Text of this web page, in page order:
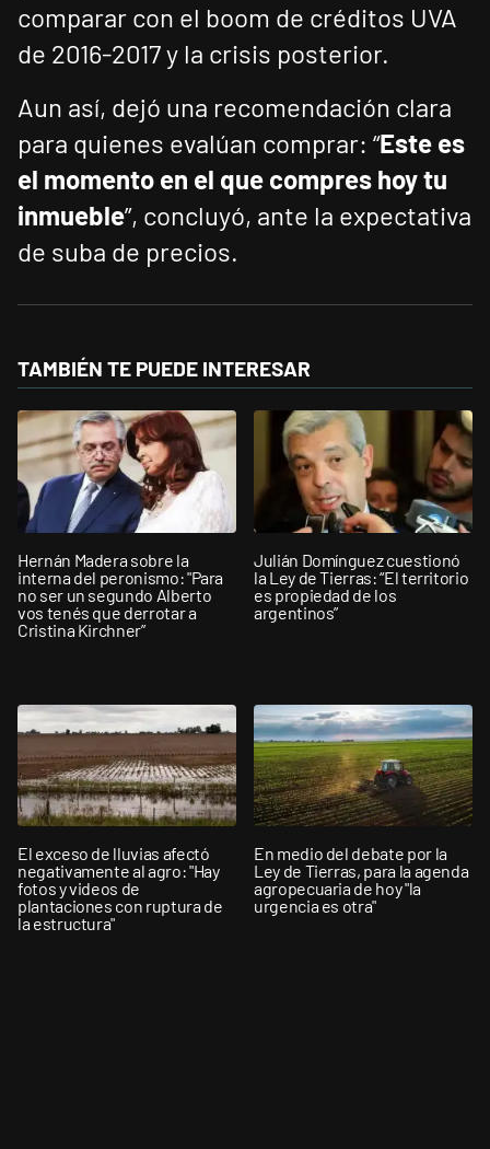
comparar con el boom de créditos UVA
de 2016-2017 y la crisis posterior.
Aun así, dejó una recomendación clara
para quienes evalúan comprar: “Este es
el momento en el que compres hoy tu
inmueble”, concluyó, ante la expectativa
de suba de precios.
TAMBIÉN TE PUEDE INTERESAR
Hernán Madera sobre la
interna del peronismo: "Para
no ser un segundo Alberto
vos tenés que derrotar a
Cristina Kirchner”
Julián Domínguez cuestionó
la Ley de Tierras: “El territorio
es propiedad de los
argentinos”
El exceso de lluvias afectó
negativamente al agro: "Hay
fotos y videos de
plantaciones con ruptura de
la estructura"
En medio del debate por la
Ley de Tierras, para la agenda
agropecuaria de hoy "la
urgencia es otra"